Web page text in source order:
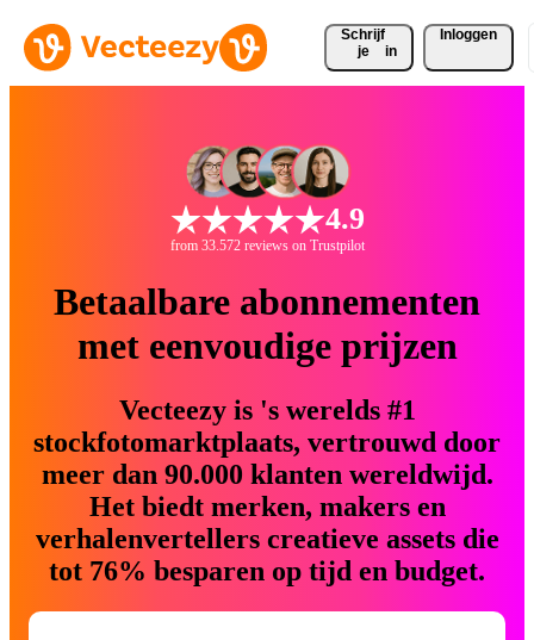
Schrijf
je
in
Inloggen
4.9
from 33.572 reviews on Trustpilot
Betaalbare abonnementen
met eenvoudige prijzen
Vecteezy is 's werelds #1
stockfotomarktplaats, vertrouwd door
meer dan 90.000 klanten wereldwijd.
Het biedt merken, makers en
verhalenvertellers creatieve assets die
tot 76% besparen op tijd en budget.